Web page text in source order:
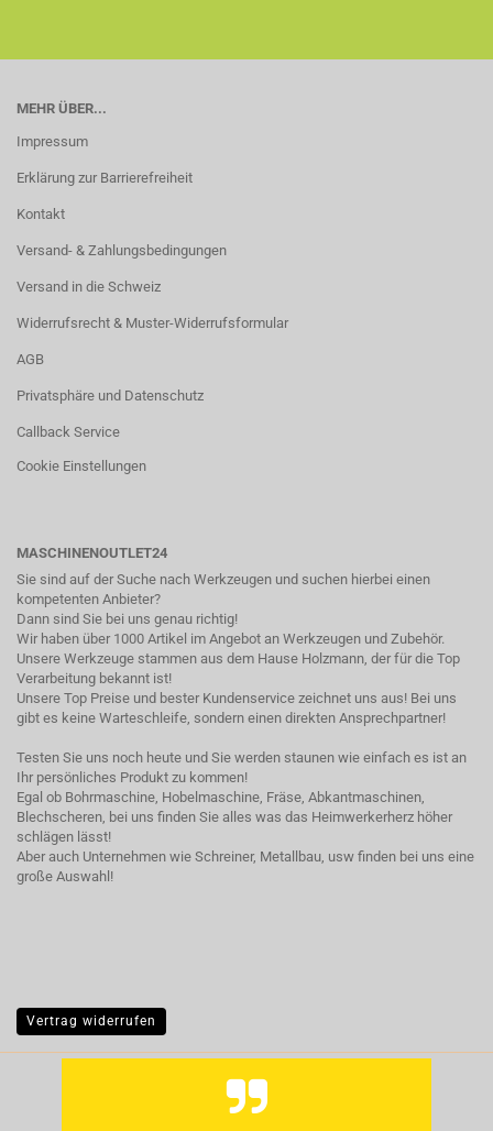
MEHR ÜBER...
Impressum
Erklärung zur Barrierefreiheit
Kontakt
Versand- & Zahlungsbedingungen
Versand in die Schweiz
Widerrufsrecht & Muster-Widerrufsformular
AGB
Privatsphäre und Datenschutz
Callback Service
Cookie Einstellungen
MASCHINENOUTLET24
Sie sind auf der Suche nach Werkzeugen und suchen hierbei einen
kompetenten Anbieter?
Dann sind Sie bei uns genau richtig!
Wir haben über 1000 Artikel im Angebot an Werkzeugen und Zubehör.
Unsere Werkzeuge stammen aus dem Hause Holzmann, der für die Top
Verarbeitung bekannt ist!
Unsere Top Preise und bester Kundenservice zeichnet uns aus! Bei uns
gibt es keine Warteschleife, sondern einen direkten Ansprechpartner!
Testen Sie uns noch heute und Sie werden staunen wie einfach es ist an
Ihr persönliches Produkt zu kommen!
Egal ob Bohrmaschine, Hobelmaschine, Fräse, Abkantmaschinen,
Blechscheren, bei uns finden Sie alles was das Heimwerkerherz höher
schlägen lässt!
Aber auch Unternehmen wie Schreiner, Metallbau, usw finden bei uns eine
große Auswahl!
Vertrag widerrufen